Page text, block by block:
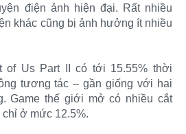
điện ảnh hiện đại. Rất nhiều
khác cũng bị ảnh hưởng ít nhiều
of Us Part II có tới 15.55% thời
tương tác – gần giống với hai
Game thế giới mở có nhiều cắt
ở mức 12.5%.